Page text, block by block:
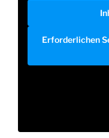
Erforderlichen